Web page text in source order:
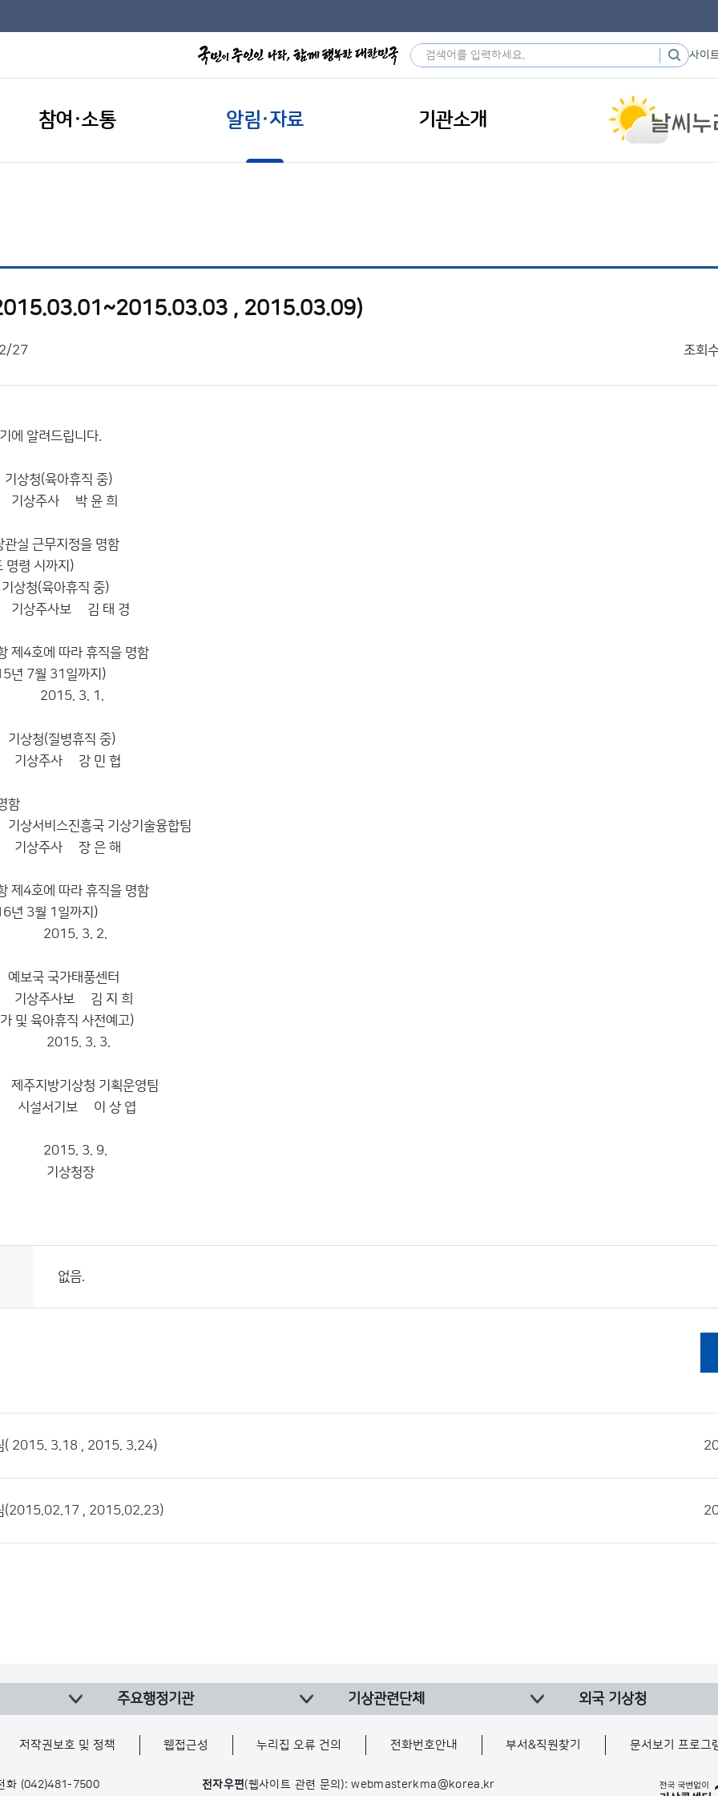
사이
참여·소통 알림·자료 기관소개
, 2015.03.09)
27 조회
에 알려드립니다.
휴직 중)
윤 희
관실 근무지정을 명함
명령 시까지)
휴직 중)
김 태 경
제4호에 따라 휴직을 명함
년 7월 31일까지)
3. 1.
휴직 중)
민 협
함
국 기상기술융합팀
은 해
제4호에 따라 휴직을 명함
년 3월 1일까지)
3. 2.
태풍센터
김 지 희
및 육아휴직 사전예고)
3. 3.
청 기획운영팀
이 상 엽
3. 9.
장
없음.
( 2015. 3.18 , 2015. 3.24)
(2015.02.17 , 2015.02.23)
주요행정기관 기상관련단체 외국 기상청
저작권보호 및 정책 웹접근성 누리집 오류 건의 전화번호안내 부서&직원찾기 문서보기 프로그
화 (042)481-7500 전자우편(웹사이트 관련 문의): webmasterkma@korea.kr